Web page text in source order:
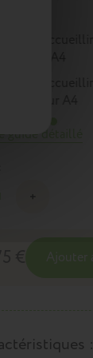
guide détaillé
: